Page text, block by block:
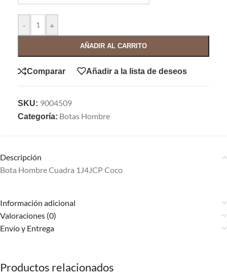
- +
AÑADIR AL CARRITO
Comparar Añadir a la lista de deseos
SKU: 9004509
Categoría: Botas Hombre
Descripción
Bota Hombre Cuadra 1J4JCP Coco
Información adicional
Valoraciones (0)
Envío y Entrega
Productos relacionados